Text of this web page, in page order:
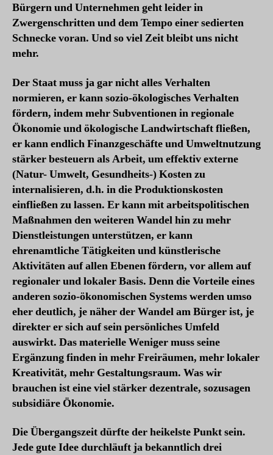
Bürgern und Unternehmen geht leider in
Zwergenschritten und dem Tempo einer sedierten
Schnecke voran. Und so viel Zeit bleibt uns nicht
mehr.
Der Staat muss ja gar nicht alles Verhalten
normieren, er kann sozio-ökologisches Verhalten
fördern, indem mehr Subventionen in regionale
Ökonomie und ökologische Landwirtschaft fließen,
er kann endlich Finanzgeschäfte und Umweltnutzung
stärker besteuern als Arbeit, um effektiv externe
(Natur- Umwelt, Gesundheits-) Kosten zu
internalisieren, d.h. in die Produktionskosten
einfließen zu lassen. Er kann mit arbeitspolitischen
Maßnahmen den weiteren Wandel hin zu mehr
Dienstleistungen unterstützen, er kann
ehrenamtliche Tätigkeiten und künstlerische
Aktivitäten auf allen Ebenen fördern, vor allem auf
regionaler und lokaler Basis. Denn die Vorteile eines
anderen sozio-ökonomischen Systems werden umso
eher deutlich, je näher der Wandel am Bürger ist, je
direkter er sich auf sein persönliches Umfeld
auswirkt. Das materielle Weniger muss seine
Ergänzung finden in mehr Freiräumen, mehr lokaler
Kreativität, mehr Gestaltungsraum. Was wir
brauchen ist eine viel stärker dezentrale, sozusagen
subsidiäre Ökonomie.
Die Übergangszeit dürfte der heikelste Punkt sein.
Jede gute Idee durchläuft ja bekanntlich drei